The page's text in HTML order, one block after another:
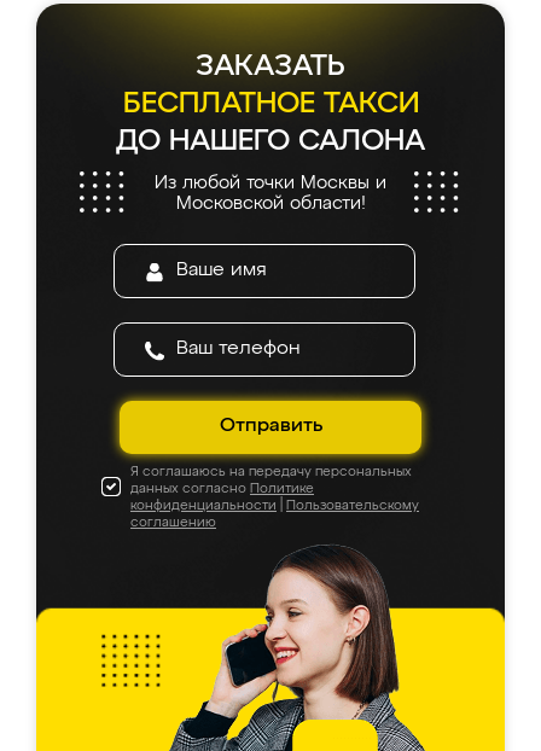
ЗАКАЗАТЬ
БЕСПЛАТНОЕ ТАКСИ
ДО НАШЕГО САЛОНА
Из любой точки Москвы и
Московской области!
Отправить
Я соглашаюсь на передачу персональных
данных согласно Политике
конфиденциальности
Пользовательскому
соглашению